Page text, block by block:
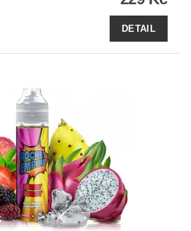
DETAIL